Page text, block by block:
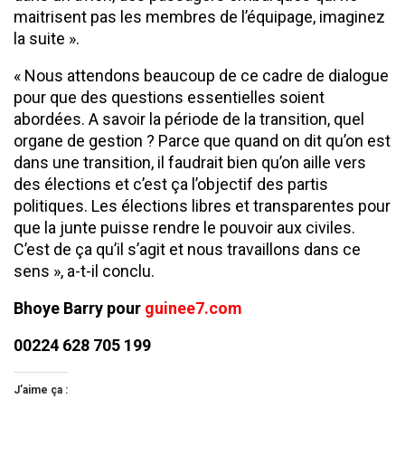
maitrisent pas les membres de l’équipage, imaginez
la suite ».
« Nous attendons beaucoup de ce cadre de dialogue
pour que des questions essentielles soient
abordées. A savoir la période de la transition, quel
organe de gestion ? Parce que quand on dit qu’on est
dans une transition, il faudrait bien qu’on aille vers
des élections et c’est ça l’objectif des partis
politiques. Les élections libres et transparentes pour
que la junte puisse rendre le pouvoir aux civiles.
C’est de ça qu’il s’agit et nous travaillons dans ce
sens », a-t-il conclu.
Bhoye Barry pour guinee7.com
00224 628 705 199
J’aime ça :